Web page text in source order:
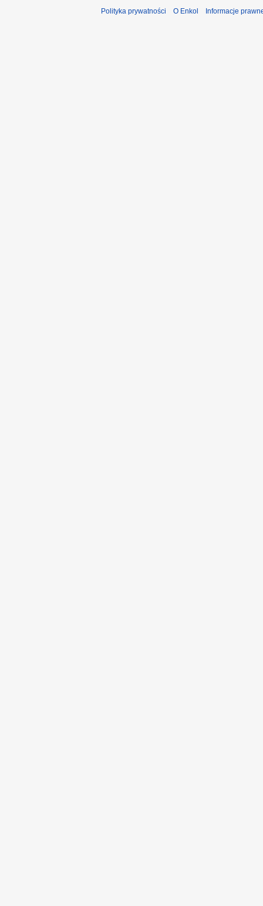
Polityka prywatności O Enkol Informacje